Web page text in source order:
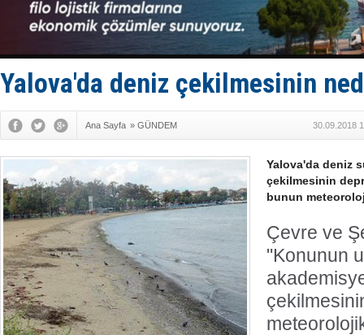
D-Marin,
Van’da
TAYK -
Yalova'da deniz çekilmesinin
Ana Sayfa » GÜNDEM 30.09.2018
Yalova'da deniz
çekilmesinin
bunun
Çevre ve
"Konunun